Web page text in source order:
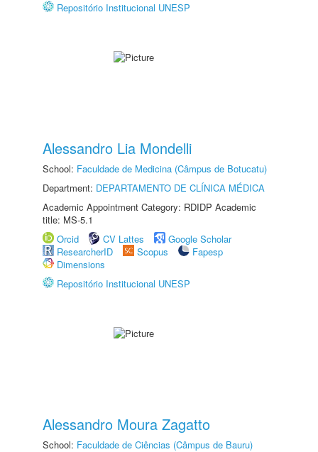
Repositório Institucional UNESP
Alessandro Lia Mondelli
School: Faculdade de Medicina (Câmpus de Botucatu)
Department: DEPARTAMENTO DE CLÍNICA MÉDICA
Academic Appointment Category: RDIDP Academic
title: MS-5.1
Orcid
CV Lattes
Google Scholar
ResearcherID
Scopus
Fapesp
Dimensions
Repositório Institucional UNESP
Alessandro Moura Zagatto
School: Faculdade de Ciências (Câmpus de Bauru)